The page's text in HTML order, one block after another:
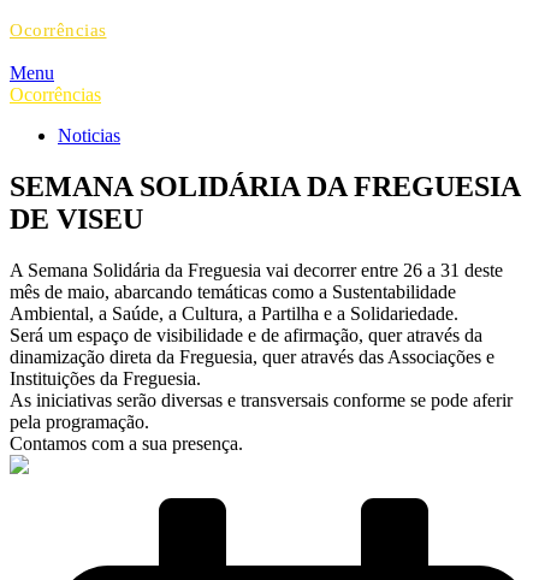
Ocorrências
Menu
Ocorrências
Noticias
SEMANA SOLIDÁRIA DA FREGUESIA
DE VISEU
A Semana Solidária da Freguesia vai decorrer entre 26 a 31 deste
mês de maio, abarcando temáticas como a Sustentabilidade
Ambiental, a Saúde, a Cultura, a Partilha e a Solidariedade.
Será um espaço de visibilidade e de afirmação, quer através da
dinamização direta da Freguesia, quer através das Associações e
Instituições da Freguesia.
As iniciativas serão diversas e transversais conforme se pode aferir
pela programação.
Contamos com a sua presença.